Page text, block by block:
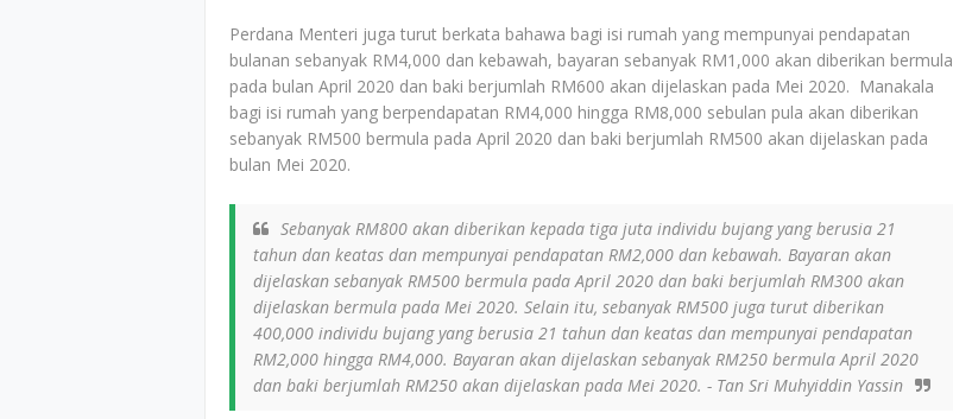
Perdana Menteri juga turut berkata bahawa bagi isi rumah yang mempunyai pendapatan
bulanan sebanyak RM4,000 dan kebawah, bayaran sebanyak RM1,000 akan diberikan bermula
pada bulan April 2020 dan baki berjumlah RM600 akan dijelaskan pada Mei 2020. Manakala
bagi isi rumah yang berpendapatan RM4,000 hingga RM8,000 sebulan pula akan diberikan
sebanyak RM500 bermula pada April 2020 dan baki berjumlah RM500 akan dijelaskan pada
bulan Mei 2020.
Sebanyak RM800 akan diberikan kepada tiga juta individu bujang yang berusia 21
tahun dan keatas dan mempunyai pendapatan RM2,000 dan kebawah. Bayaran akan
dijelaskan sebanyak RM500 bermula pada April 2020 dan baki berjumlah RM300 akan
dijelaskan bermula pada Mei 2020. Selain itu, sebanyak RM500 juga turut diberikan
400,000 individu bujang yang berusia 21 tahun dan keatas dan mempunyai pendapatan
RM2,000 hingga RM4,000. Bayaran akan dijelaskan sebanyak RM250 bermula April 2020
dan baki berjumlah RM250 akan dijelaskan pada Mei 2020. - Tan Sri Muhyiddin Yassin